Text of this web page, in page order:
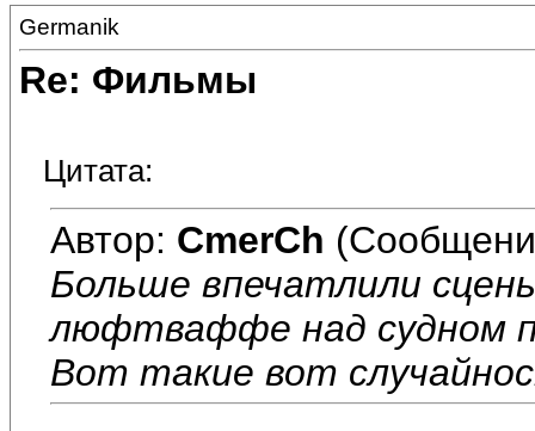
Germanik
Re: Фильмы
Цитата:
Автор: CmerCh
Больше впечатлили
люфтваффе над судном
Вот такие вот